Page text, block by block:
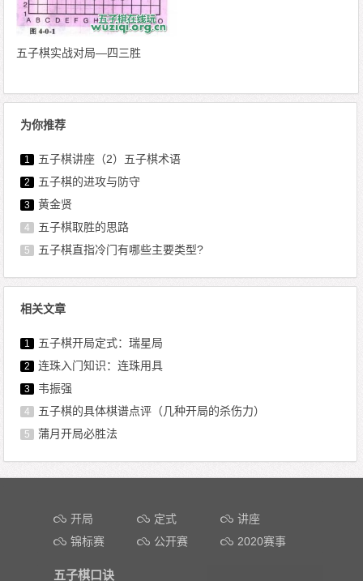
五子棋实战对局—四三胜
为你推荐
1 五子棋讲座（2）五子棋术语
2 五子棋的进攻与防守
3 黄金贤
4 五子棋取胜的思路
5 五子棋直指冷门有哪些主要类型?
相关文章
1 五子棋开局定式：瑞星局
2 连珠入门知识：连珠用具
3 韦振强
4 五子棋的具体棋谱点评（几种开局的杀伤力）
5 蒲月开局必胜法
文章导航
开局 定式
讲座
锦标赛
公开赛 2020赛事
五子棋口诀